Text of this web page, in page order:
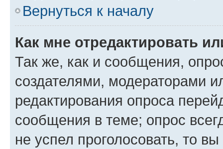
Вернуться к началу
Как мне отредактировать
Так же, как и сообщения,
создателями, модераторами
редактирования опроса
сообщения в теме; опрос
не успел проголосовать, то